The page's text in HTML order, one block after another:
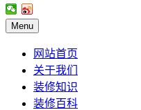
Menu
网站首页
关于我们
装修知识
装修百科